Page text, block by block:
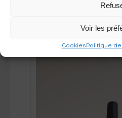
Voir les
CookiesPolitique